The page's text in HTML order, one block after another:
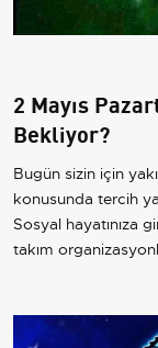
2 Mayıs
Bekliyor?
Bugün sizin için
konusunda tercih
Sosyal hayatınıza
takım